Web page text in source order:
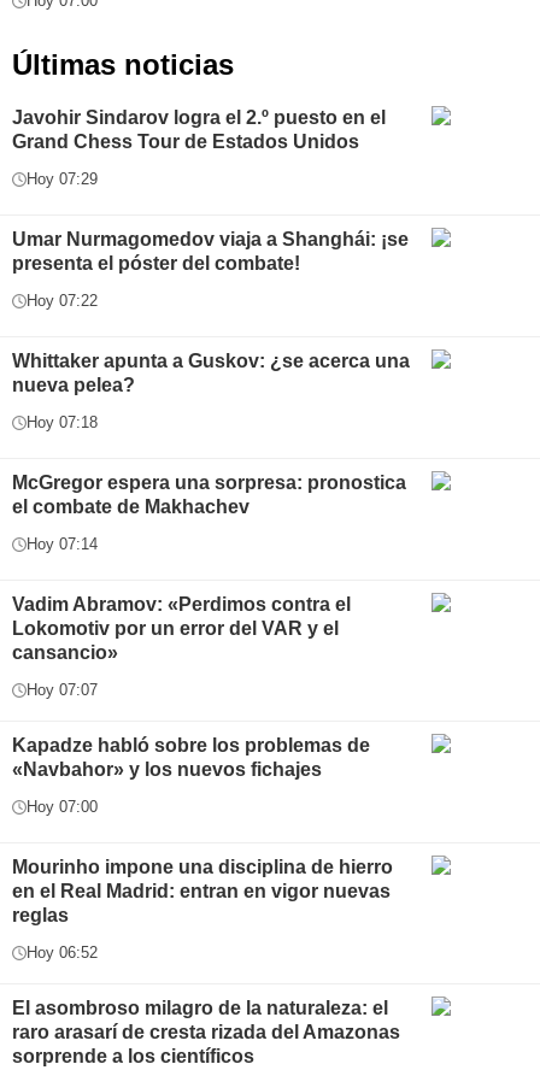
Últimas noticias
Javohir Sindarov logra el 2.º puesto en el
Grand Chess Tour de Estados Unidos
Hoy 07:29
Umar Nurmagomedov viaja a Shanghái: ¡se
presenta el póster del combate!
Hoy 07:22
Whittaker apunta a Guskov: ¿se acerca una
nueva pelea?
Hoy 07:18
McGregor espera una sorpresa: pronostica
el combate de Makhachev
Hoy 07:14
Vadim Abramov: «Perdimos contra el
Lokomotiv por un error del VAR y el
cansancio»
Hoy 07:07
Kapadze habló sobre los problemas de
«Navbahor» y los nuevos fichajes
Hoy 07:00
Mourinho impone una disciplina de hierro
en el Real Madrid: entran en vigor nuevas
reglas
Hoy 06:52
El asombroso milagro de la naturaleza: el
raro arasarí de cresta rizada del Amazonas
sorprende a los científicos